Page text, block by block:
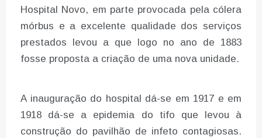
Hospital Novo, em parte provocada pela cólera
mórbus e a excelente qualidade dos serviços
prestados levou a que logo no ano de 1883
fosse proposta a criação de uma nova unidade.
A inauguração do hospital dá-se em 1917 e em
1918 dá-se a epidemia do tifo que levou à
construção do pavilhão de infeto contagiosas.